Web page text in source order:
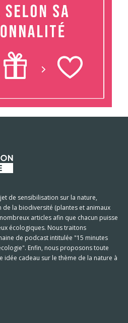
de sensibilisation sur la nature,
la biodiversité (plantes et animaux
articles afin que chacun puisse
écologiques. Nous traitons
de podcast intitulée "15 minutes
Enfin, nous proposons toute
idée cadeau sur le thème de la nature à